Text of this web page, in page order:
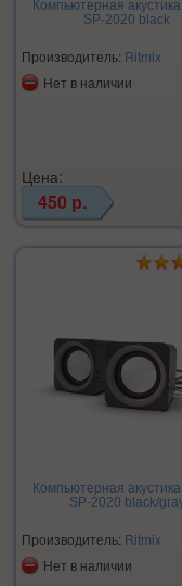
Компьютерная
SP-2020 black
Производитель: Ritmix
Нет в наличии
Цена:
450 р.
Компьютерная
SP-2020 black/
Производитель: Ritmix
Нет в наличии